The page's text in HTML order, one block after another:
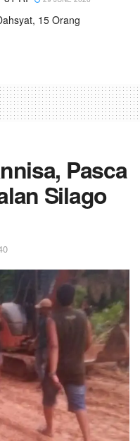
15 Orang
Pasca
Silago